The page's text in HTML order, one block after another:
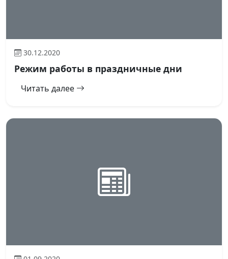
30.12.2020
Режим работы в праздничные дни
Читать далее